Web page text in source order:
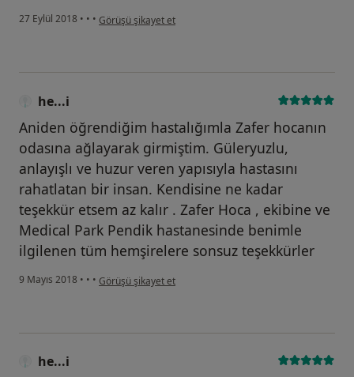
27 Eylül 2018 • • • kullanıcının görüşüne göre he...i
Görüşü şikayet et
he...i
Aniden öğrendiğim hastalığımla Zafer hocanın
odasına ağlayarak girmiştim. Güleryuzlu,
anlayışlı ve huzur veren yapısıyla hastasını
rahatlatan bir insan. Kendisine ne kadar
teşekkür etsem az kalır . Zafer Hoca , ekibine ve
Medical Park Pendik hastanesinde benimle
ilgilenen tüm hemşirelere sonsuz teşekkürler
9 Mayıs 2018 • • • kullanıcının görüşüne göre he...i
Görüşü şikayet et
he...i